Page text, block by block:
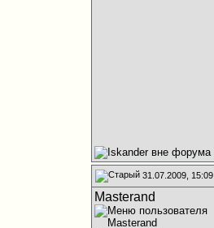
31.07.2009, 15:09
Masterand